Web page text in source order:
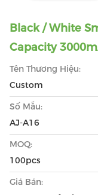
Black / White
Capacity
Tên Thương Hiệu:
Custom
Số Mẫu:
AJ-A16
MOQ:
100pcs
Giá Bán: